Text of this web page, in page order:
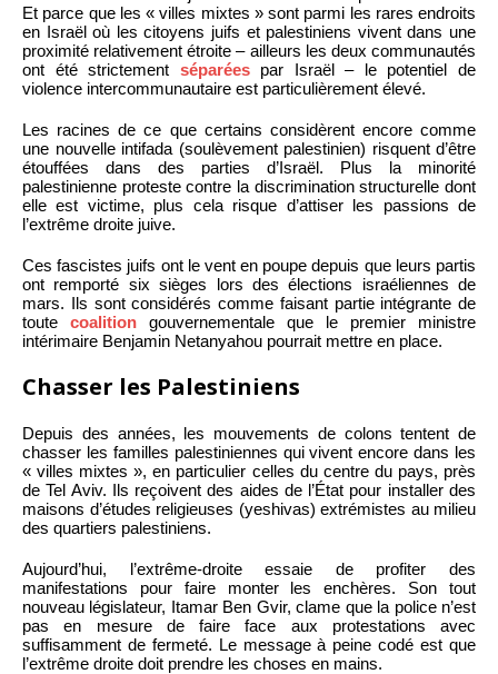
Et parce que les « villes mixtes » sont parmi les rares endroits
en Israël où les citoyens juifs et palestiniens vivent dans une
proximité relativement étroite – ailleurs les deux communautés
ont été strictement séparéespar Israël – le potentiel de
violence intercommunautaire est particulièrement élevé.
Les racines de ce que certains considèrent encore comme
une nouvelle intifada (soulèvement palestinien) risquent d’être
étouffées dans des parties d’Israël. Plus la minorité
palestinienne proteste contre la discrimination structurelle dont
elle est victime, plus cela risque d’attiser les passions de
l’extrême droite juive.
Ces fascistes juifs ont le vent en poupe depuis que leurs partis
ont remporté six sièges lors des élections israéliennes de
mars. Ils sont considérés comme faisant partie intégrante de
toute coalition gouvernementale que le premier ministre
intérimaire Benjamin Netanyahou pourrait mettre en place.
Chasser les Palestiniens
Depuis des années, les mouvements de colons tentent de
chasser les familles palestiniennes qui vivent encore dans les
« villes mixtes », en particulier celles du centre du pays, près
de Tel Aviv. Ils reçoivent des aides de l’État pour installer des
maisons d’études religieuses (yeshivas) extrémistes au milieu
des quartiers palestiniens.
Aujourd’hui, l’extrême-droite essaie de profiter des
manifestations pour faire monter les enchères. Son tout
nouveau législateur, Itamar Ben Gvir, clame que la police n’est
pas en mesure de faire face aux protestations avec
suffisamment de fermeté. Le message à peine codé est que
l’extrême droite doit prendre les choses en mains.